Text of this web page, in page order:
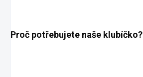
Proč potřebujete naše klubíčko?